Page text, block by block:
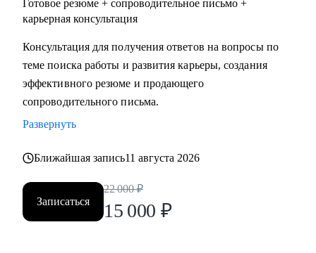
Готовое резюме + сопроводительное письмо +
карьерная консультация
Консультация для получения ответов на вопросы по
теме поиска работы и развития карьеры, создания
эффективного резюме и продающего
сопроводительного письма.
Развернуть
Ближайшая запись11 августа 2026
Записаться
22 000 ₽
15 000 ₽